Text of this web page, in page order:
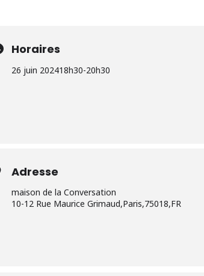
Horaires
26 juin 202418h30-20h30
Adresse
maison de la Conversation
10-12 Rue Maurice Grimaud,Paris,75018,FR